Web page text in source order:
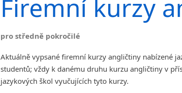
Jihlava
Chomutov
Děčín
Hodonín
Klatovy
Firemní kurzy
pro středně pokročilé
Aktuálně vypsané firemní kurzy angličtiny nabízené
studentů; vždy k danému druhu kurzu angličtiny v
jazykových škol vyučujících tyto kurzy.